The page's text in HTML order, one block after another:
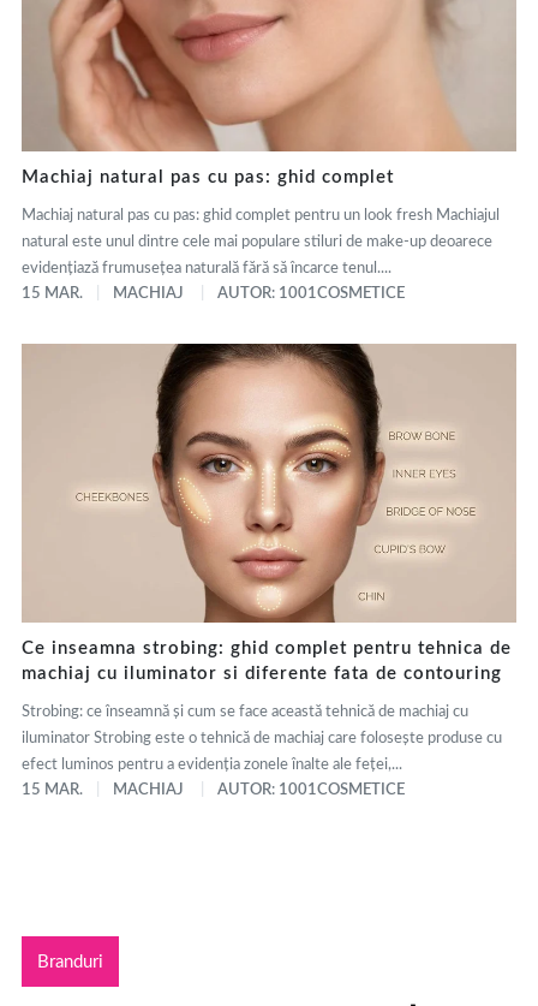
Machiaj natural pas cu pas: ghid complet
Machiaj natural pas cu pas: ghid complet pentru un look fresh Machiajul
natural este unul dintre cele mai populare stiluri de make-up deoarece
evidențiază frumusețea naturală fără să încarce tenul....
15 MAR.
MACHIAJ AUTOR: 1001COSMETICE
Ce inseamna strobing: ghid complet pentru tehnica de
machiaj cu iluminator si diferente fata de contouring
Strobing: ce înseamnă și cum se face această tehnică de machiaj cu
iluminator Strobing este o tehnică de machiaj care folosește produse cu
efect luminos pentru a evidenția zonele înalte ale feței,...
15 MAR.
MACHIAJ AUTOR: 1001COSMETICE
Branduri